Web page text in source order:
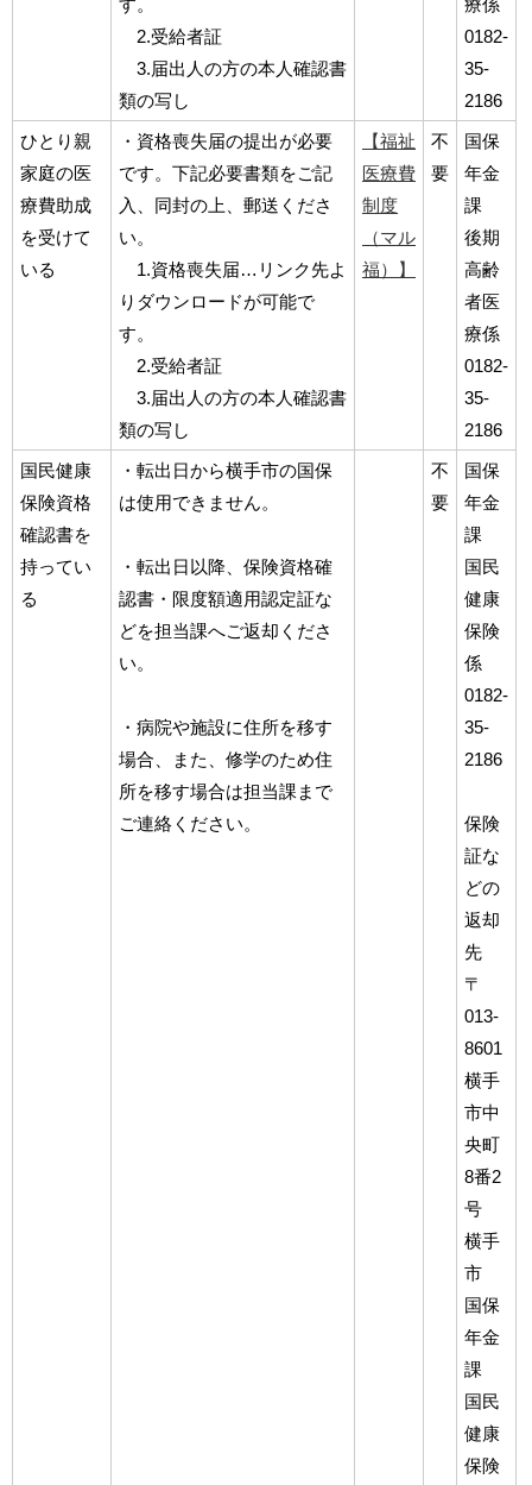
2.受給者証
3.届出人の方の本人確認書
類の写し
0182-
35-
2186
ひとり親
家庭の医
療費助成
を受けて
いる
・資格喪失届の提出が必要
です。下記必要書類をご記
入、同封の上、郵送くださ
い。
1.資格喪失届…リンク先よ
りダウンロードが可能で
す。
2.受給者証
3.届出人の方の本人確認書
類の写し
【福祉
医療費
制度
（マル
福）】
不
要
国保
年金
課
後期
高齢
者医
療係
0182-
35-
2186
国民健康
保険資格
確認書を
持ってい
る
・転出日から横手市の国保
は使用できません。
・転出日以降、保険資格確
認書・限度額適用認定証な
どを担当課へご返却くださ
い。
・病院や施設に住所を移す
場合、また、修学のため住
所を移す場合は担当課まで
ご連絡ください。
不
要
国保
年金
課
国民
健康
保険
係
0182-
35-
2186
保険
証な
どの
返却
先
〒
013-
8601
横手
市中
央町
8番2
号
横手
市
国保
年金
課
国民
健康
保険